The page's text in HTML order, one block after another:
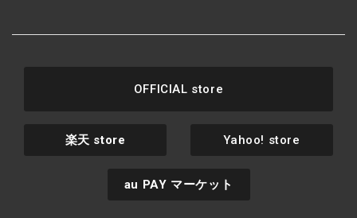
OFFICIAL store
楽天 store Yahoo! store
au PAY マーケット